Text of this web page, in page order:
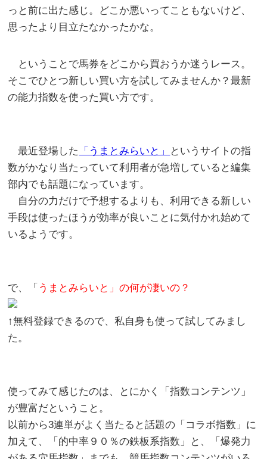
っと前に出た感じ。どこか悪いってこともないけど、
思ったより目立たなかったかな。
ということで馬券をどこから買おうか迷うレース。
そこでひとつ新しい買い方を試してみませんか？最新
の能力指数を使った買い方です。
最近登場した 「うまとみらいと」
というサイトの指
数がかなり当たっていて利用者が急増していると編集
部内でも話題になっています。
自分の力だけで予想するよりも、利用できる新しい
手段は使ったほうが効率が良いことに気付かれ始めて
いるようです。
で、「 うまとみらいと」の何が凄いの？
↑無料登録できるので、私自身も使って試してみまし
た。
使ってみて感じたのは、とにかく「指数コンテンツ」
が豊富だということ。
以前から3連単がよく当たると話題の「コラボ指数」に
加えて、「的中率９０％の鉄板系指数」と、「爆発力